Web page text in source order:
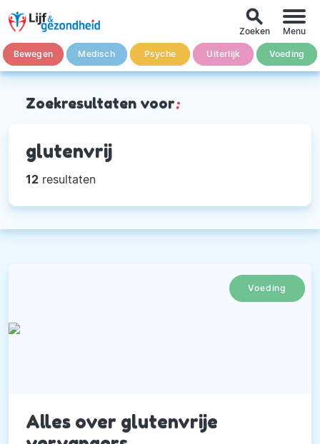
Bewegen Medisch Psyche Uiterlijk Voeding
search
Zoeken Menu
Zoekresultaten voor:
glutenvrij
12 resultaten
Voeding
Alles over glutenvrije